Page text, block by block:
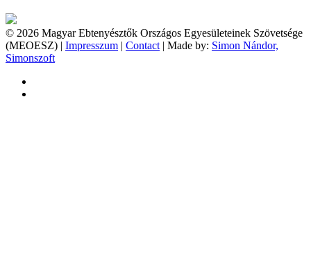
© 2026 Magyar Ebtenyésztők Országos Egyesületeinek Szövetsége
(MEOESZ) | Impresszum | Contact | Made by: Simon Nándor,
Simonszoft